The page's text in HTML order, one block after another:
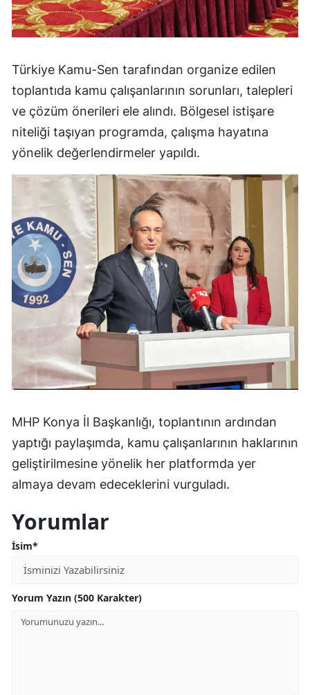
Kütahya
Manisa
Kahramanmaraş
Mardin
Muş
Nevşehir
Niğde
Ordu
Rize
Sakarya
Samsun
Siirt
Sinop
Sivas
Tekirdağ
Türkiye Kamu-Sen tarafından organize edilen
toplantıda kamu çalışanlarının sorunları, talepleri
ve çözüm önerileri ele alındı. Bölgesel istişare
niteliği taşıyan programda, çalışma hayatına
yönelik değerlendirmeler yapıldı.
MHP Konya İl Başkanlığı, toplantının ardından
yaptığı paylaşımda, kamu çalışanlarının haklarının
geliştirilmesine yönelik her platformda yer
almaya devam edeceklerini vurguladı.
Yorumlar
İsim*
Yorum Yazın (500 Karakter)